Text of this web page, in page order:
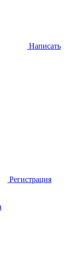
Написать
Регистрация